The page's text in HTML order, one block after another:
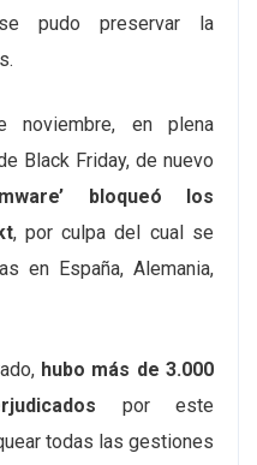
pudo preservar la
en plena
Black Friday, de nuevo
bloqueó los
, por culpa del cual se
en España, Alemania,
hubo más de 3.000
por este
todas las gestiones